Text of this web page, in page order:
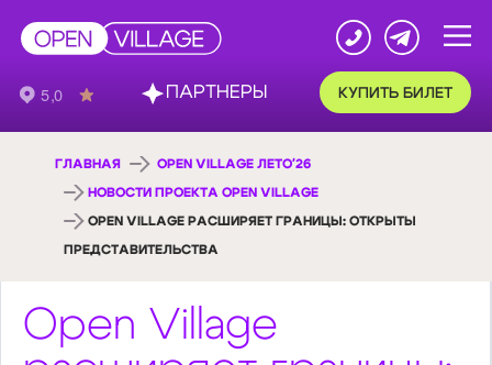
КУПИТЬ БИЛЕТ
ГЛАВНАЯ OPEN VILLAGE ЛЕТО'26
НОВОСТИ ПРОЕКТА OPEN VILLAGE
OPEN VILLAGE РАСШИРЯЕТ ГРАНИЦЫ: ОТКРЫТЫ
ПРЕДСТАВИТЕЛЬСТВА
Open Village